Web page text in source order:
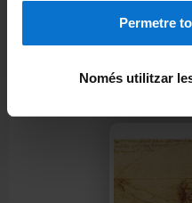
Permetre
Només utilitzar
Historia,